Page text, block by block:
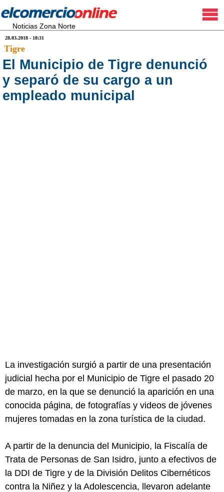
Noticias Zona Norte
28.03.2018 - 18:31
Tigre
El Municipio de Tigre denunció
y separó de su cargo a un
empleado municipal
La investigación surgió a partir de una presentación
judicial hecha por el Municipio de Tigre el pasado 20
de marzo, en la que se denunció la aparición en una
conocida página, de fotografías y videos de jóvenes
mujeres tomadas en la zona turística de la ciudad.
A partir de la denuncia del Municipio, la Fiscalía de
Trata de Personas de San Isidro, junto a efectivos de
la DDI de Tigre y de la División Delitos Cibernéticos
contra la Niñez y la Adolescencia, llevaron adelante